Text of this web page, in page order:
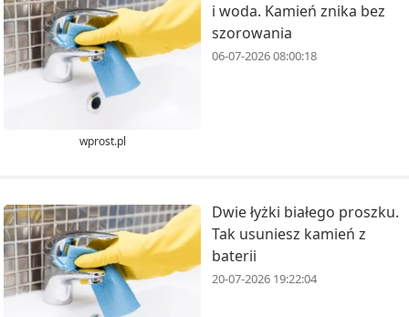
wprost.pl
i woda. Kamień znika bez
szorowania
06-07-2026 08:00:18
Dwie łyżki białego proszku.
Tak usuniesz kamień z
baterii
20-07-2026 19:22:04